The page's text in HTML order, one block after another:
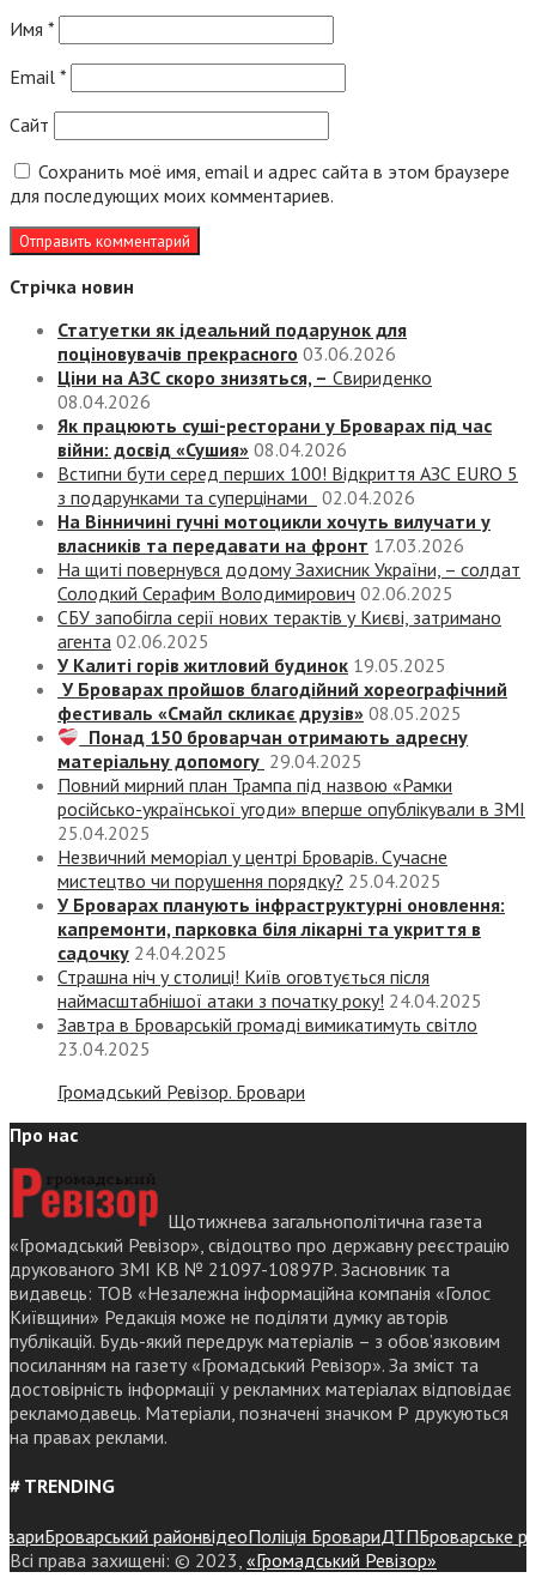
Имя *
Email *
Сайт
Сохранить моё имя, email и адрес сайта в этом браузере
для последующих моих комментариев.
Стрічка новин
Статуетки як ідеальний подарунок для
поціновувачів прекрасного 03.06.2026
Ціни на АЗС скоро знизяться, – Свириденко
08.04.2026
Як працюють суші-ресторани у Броварах під час
війни: досвід «Сушия» 08.04.2026
Встигни бути серед перших 100! Відкриття АЗС EURO 5
з подарунками та суперцінами
02.04.2026
На Вінничині гучні мотоцикли хочуть вилучати у
власників та передавати на фронт 17.03.2026
На щиті повернувся додому Захисник України, – солдат
Солодкий Серафим Володимирович 02.06.2025
СБУ запобігла серії нових терактів у Києві, затримано
агента 02.06.2025
У Калиті горів житловий будинок 19.05.2025
У Броварах пройшов благодійний хореографічний
фестиваль «Смайл скликає друзів» 08.05.2025
Понад 150 броварчан отримають адресну
матеріальну допомогу 29.04.2025
Повний мирний план Трампа під назвою «‎Рамки
російсько-української угоди» вперше опублікували в ЗМІ
25.04.2025
Незвичний меморіал у центрі Броварів. Сучасне
мистецтво чи порушення порядку? 25.04.2025
У Броварах планують інфраструктурні оновлення:
капремонти, парковка біля лікарні та укриття в
садочку 24.04.2025
Страшна ніч у столиці! Київ оговтується після
наймасштабнішої атаки з початку року! 24.04.2025
Завтра в Броварській громаді вимикатимуть світло
23.04.2025
Громадський Ревізор. Бровари
Про нас
Щотижнева загальнополітична газета
«Громадський Ревізор», свідоцтво про державну реєстрацію
друкованого ЗМІ КВ № 21097-10897Р. Засновник та
видавець: ТОВ «Незалежна інформаційна компанія «Голос
Київщини» Редакція може не поділяти думку авторів
публікацій. Будь-який передрук матеріалів – з обов’язковим
посиланням на газету «Громадський Ревізор». За зміст та
достовірність інформації у рекламних матеріалах відповідає
рекламодавець. Матеріали, позначені значком Р друкуються
на правах реклами.
# TRENDING
Броварський районвідеоПоліція БровариДТПБроварське
Всі права захищені: © 2023, «Громадський Ревізор»